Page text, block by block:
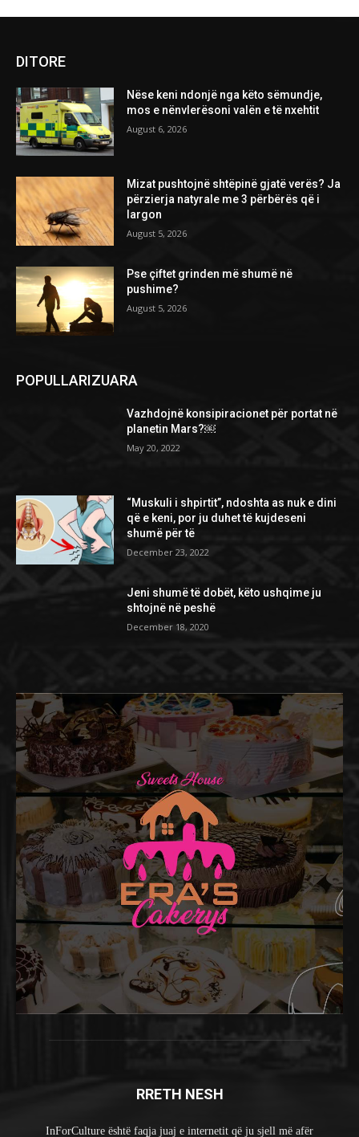
DITORE
Nëse keni ndonjë nga këto sëmundje,
mos e nënvlerësoni valën e të nxehtit
August 6, 2026
Mizat pushtojnë shtëpinë gjatë verës? Ja
përzierja natyrale me 3 përbërës që i
largon
August 5, 2026
Pse çiftet grinden më shumë në
pushime?
August 5, 2026
POPULLARIZUARA
Vazhdojnë konsipiracionet për portat në
planetin Mars?￼
May 20, 2022
“Muskuli i shpirtit”, ndoshta as nuk e dini
që e keni, por ju duhet të kujdeseni
shumë për të
December 23, 2022
Jeni shumë të dobët, këto ushqime ju
shtojnë në peshë
December 18, 2020
RRETH NESH
InForCulture është faqja juaj e internetit që ju sjell më afër